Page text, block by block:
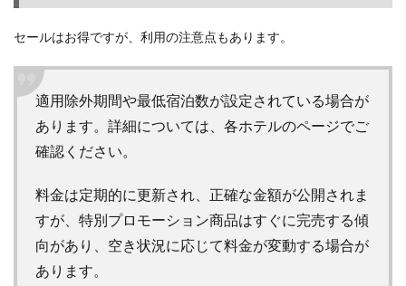
ィア
で旅
行予
た経
験
3
【まと
ペディア
（Expedia）
のセールと
ポイントサ
イト経由で
セールはお得ですが、利用の注意点もあります。
適用除外期間や最低宿泊数が設定されている場合が
あります。詳細については、各ホテルのページでご
確認ください。
料金は定期的に更新され、正確な金額が公開されま
すが、特別プロモーション商品はすぐに完売する傾
向があり、空き状況に応じて料金が変動する場合が
あります。